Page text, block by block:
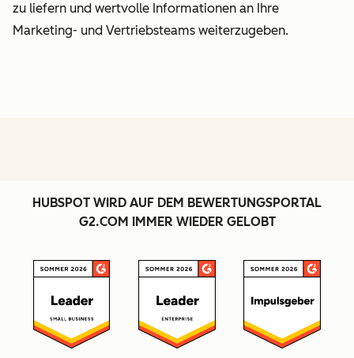
zu liefern und wertvolle Informationen an Ihre
Marketing- und Vertriebsteams weiterzugeben.
HUBSPOT WIRD AUF DEM BEWERTUNGSPORTAL
G2.COM IMMER WIEDER GELOBT